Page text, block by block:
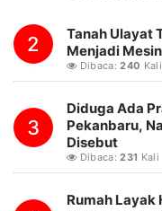
2
Tanah Ulayat
Menjadi
Dibaca:240 Kali
3
Diduga Ada
Pekanbaru,
Disebut
Dibaca:231 Kali
Rumah Layak